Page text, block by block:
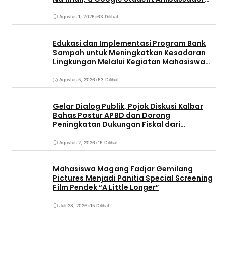
Pignatelli Triputra
Agustus 1, 2026•63 Dilihat
Edukasi dan Implementasi Program Bank
Sampah untuk Meningkatkan Kesadaran
Lingkungan Melalui Kegiatan Mahasiswa
Agustus 5, 2026•63 Dilihat
Gelar Dialog Publik, Pojok Diskusi Kalbar
Bahas Postur APBD dan Dorong
Peningkatan Dukungan Fiskal dari
Agustus 2, 2026•16 Dilihat
Mahasiswa Magang Fadjar Gemilang
Pictures Menjadi Panitia Special Screening
Film Pendek “A Little Longer”
Juli 28, 2026•15 Dilihat